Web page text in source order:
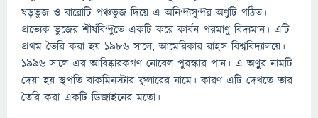
ষড়ভুজ ও বারোটি পঞ্চভুজ দিয়ে এ অনিন্দ্যসুন্দর অণুুটি গঠিত।
প্রত্যেক ভুজের শীর্ষবিন্দুতে একটি করে কার্বন পরমাণু বিদ্যমান। এটি
প্রথম তৈরি করা হয় ১৯৮৬ সালে, আমেরিকার রাইস বিশ্ববিদ্যালয়ে।
১৯৯৬ সালে এর আবিষ্কারকগণ নোবেল পুরস্কার পান। এ অণুুর নামটি
দেয়া হয় স্থপতি বাকমিনস্টার ফুলারের নামে। কারণ এটি দেখতে তার
তৈরি করা একটি ডিজাইনের মতো।